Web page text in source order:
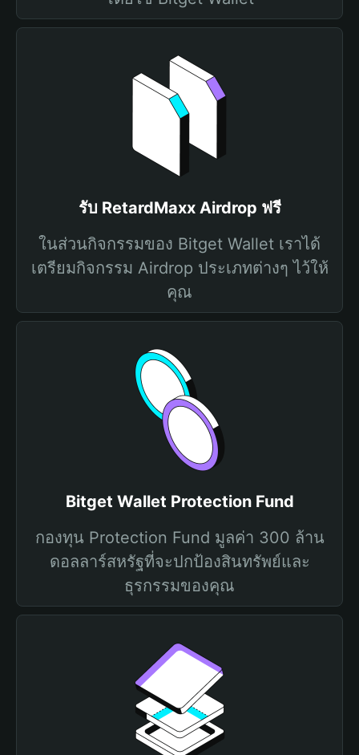
รับ RetardMaxx Airdrop ฟรี
ในส่วนกิจกรรมของ Bitget Wallet เราได้
เตรียมกิจกรรม Airdrop ประเภทต่างๆ ไว้ให้
คุณ
Bitget Wallet Protection Fund
กองทุน Protection Fund มูลค่า 300 ล้าน
ดอลลาร์สหรัฐที่จะปกป้องสินทรัพย์และ
ธุรกรรมของคุณ